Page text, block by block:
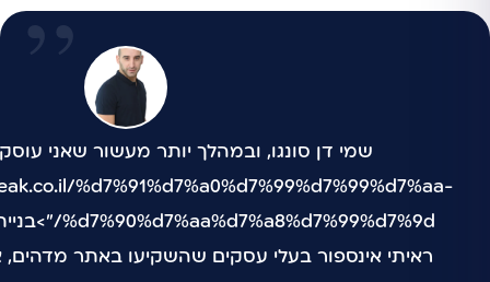
%d7%91%d7%a0%d7%99%d7%99%d7%aa-
ראיתי אינספור בעלי עסקים שהשקיעו באתר